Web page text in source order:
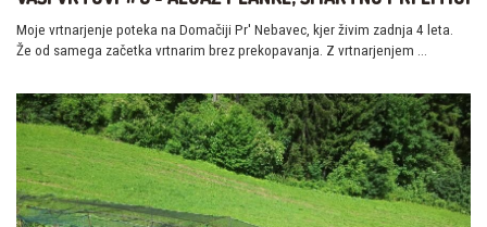
Moje vrtnarjenje poteka na Domačiji Pr' Nebavec, kjer živim zadnja 4 leta.
Že od samega začetka vrtnarim brez prekopavanja. Z vrtnarjenjem …